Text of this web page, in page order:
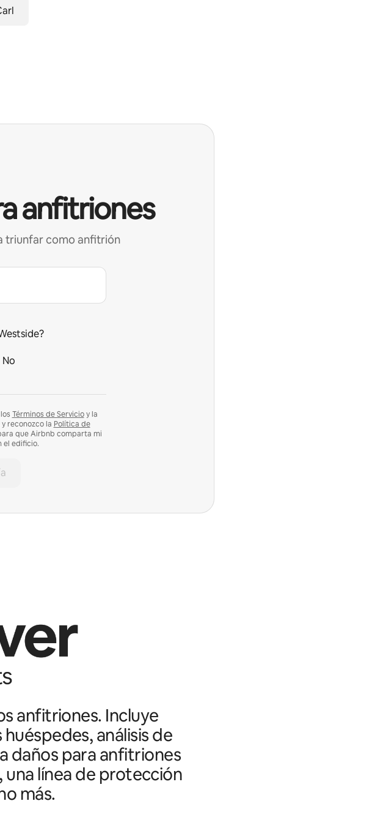
anfitriones
triunfar como anfitrión
No
Términos de Servicioy la
y reconozco la Política de
que Airbnb comparta mi
el edificio.
anfitriones. Incluye
análisis de
daños para anfitriones
una línea de protección
más.